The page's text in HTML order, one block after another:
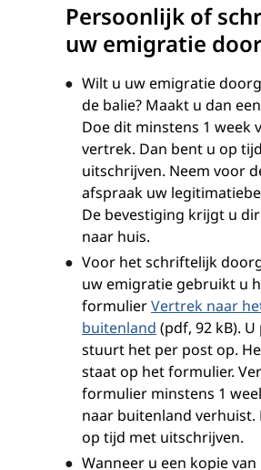
Persoonlijk of
uw emigratie
Wilt u uw emigratie
de balie? Maakt u dan een
Doe dit minstens 1 week
vertrek. Dan bent u op
uitschrijven. Neem voor
afspraak uw
De bevestiging krijgt u
naar huis.
Voor het schriftelijk
uw emigratie gebruikt u
formulierVertrek naar
buitenland (pdf, 92 kB).
stuurt het per post op.
staat op het formulier.
formulier minstens 1
naar buitenland verhuist.
op tijd met uitschrijven.
Wanneer u een kopie van